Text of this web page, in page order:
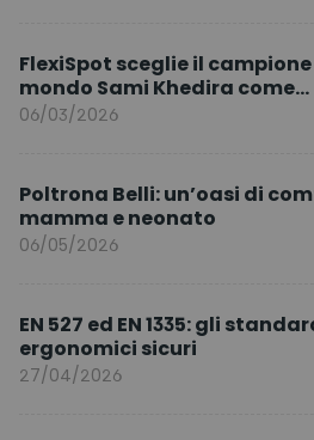
FlexiSpot sceglie il
mondo Sami Khedira come
ambasciatore del marchio
06/03/2026
Poltrona Belli: un’oasi di
mamma e neonato
06/05/2026
EN 527 ed EN 1335: gli
ergonomici sicuri
27/04/2026